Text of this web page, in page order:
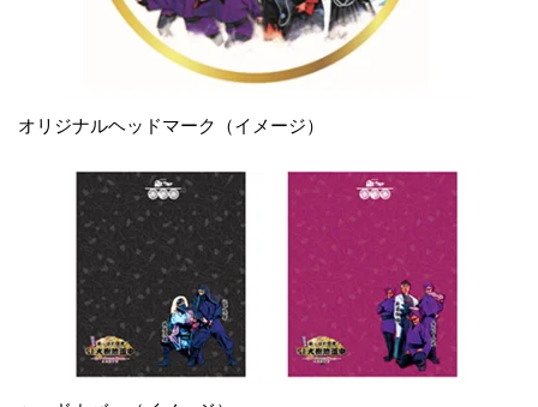
オリジナルヘッドマーク（イメージ）